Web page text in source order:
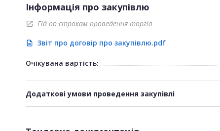
Інформація про закупівлю
open_in_new Гід по строкам проведення торгів
description Звіт про договір про закупівлю.pdf
Очікувана вартість:
Додаткові умови проведення закупівлі